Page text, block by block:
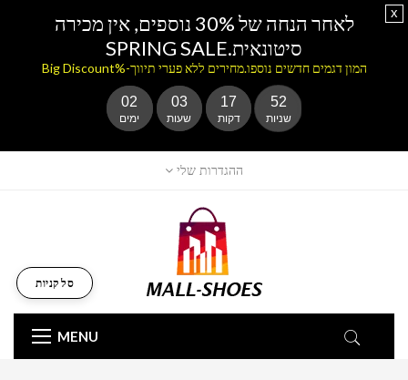
ההגדרות שלי
MENU
סל קניות
לאחר הנחה של 30% נוספים, אין מכירה
סיטונאית.SPRING SALE
המון דגמים חדשים נוספו.מחירים ללא פערי תיווך-%Big Discount
02
ימים
03
שעות
17
דקות
52
שניות
x